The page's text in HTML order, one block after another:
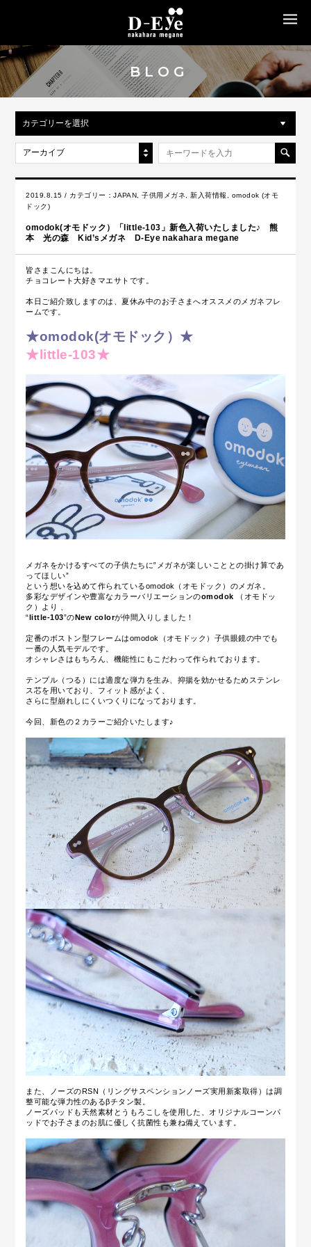
BLOG
カテゴリーを選択
アーカイブ
2019.8.15 / カテゴリー：JAPAN ,子供用メガネ ,新入荷情報
omodok (オモ
ドック)
omodok(オモドック）「little-103」新色入荷いたしました♪ 熊
本 光の森 Kid’sメガネ D-Eye nakahara megane
皆さまこんにちは。
チョコレート大好きマエサトです。
本日ご紹介致しますのは、夏休み中のお子さまへオススメのメガネフレ
ームです。
★omodok(オモドック）★
★little-103★
メガネをかけるすべての子供たちに‟メガネが楽しいこととの掛け算であ
ってほしい”
という想いを込めて作られているomodok（オモドック）のメガネ。
多彩なデザインや豊富なカラーバリエーションのomodok （オモドッ
ク）
より 、
“little-103”のNew colorが仲間入りしました！
定番のボストン型フレームはomodok（オモドック）子供眼鏡の中でも
一番の人気モデルです。
オシャレさはもちろん、機能性にもこだわって作られております。
テンプル（つる）には適度な弾力を生み、抑揚を効かせるためステンレ
ス芯を用いており、フィット感がよく、
さらに型崩れしにくいつくりになっております。
今回、新色の２カラーご紹介いたします♪
また、ノーズのRSN（リングサスペンションノーズ実用新案取得）は調
整可能な弾力性のあるβチタン製。
ノーズパッドも天然素材とうもろこしを使用した、オリジナルコーンパ
ッドでお子さまのお肌に優しく抗菌性も兼ね備えています。